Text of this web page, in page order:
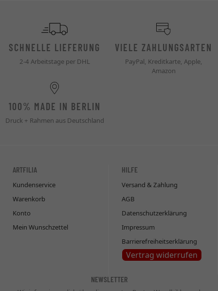
SCHNELLE LIEFERUNG
2-4 Arbeitstage per DHL
VIELE ZAHLUNGSARTEN
PayPal, Kreditkarte, Apple,
Amazon
100% MADE IN BERLIN
Druck + Rahmen aus Deutschland
ARTFILIA
Kundenservice
Warenkorb
Konto
Mein Wunschzettel
HILFE
Versand & Zahlung
AGB
Datenschutzerklärung
Impressum
Barrierefreiheitserklärung
Vertrag widerrufen
NEWSLETTER